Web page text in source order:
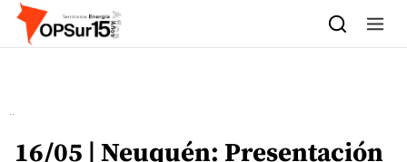
Skip to content
16/05 | Neuquén: Presentación